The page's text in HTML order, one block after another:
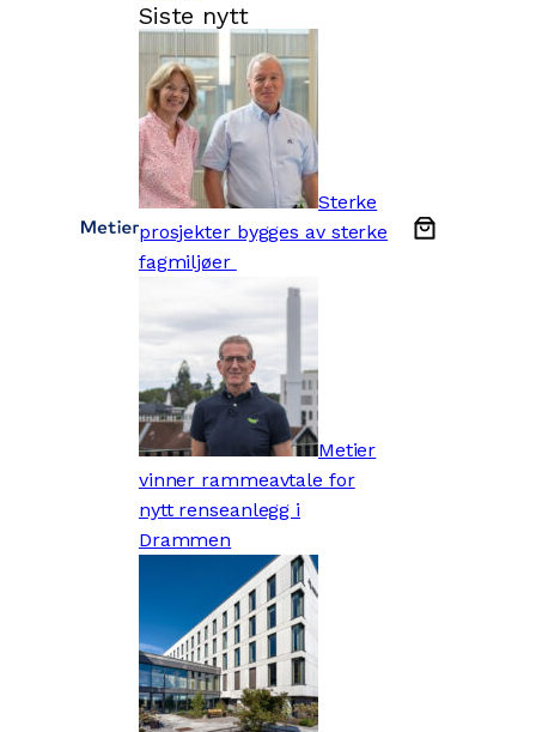
Siste nytt
Sterke
prosjekter bygges av sterke
fagmiljøer
Metier
vinner rammeavtale for
nytt renseanlegg i
Drammen